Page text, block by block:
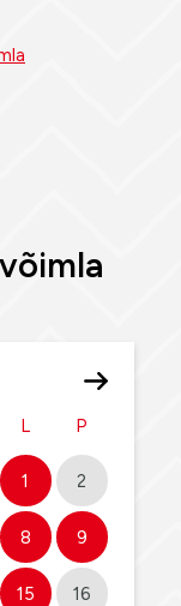
L P
1 2
8 9
15 16